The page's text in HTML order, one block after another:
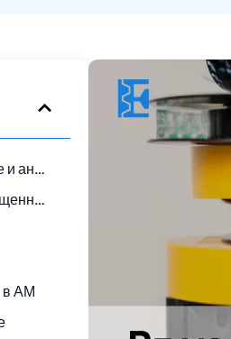
Определение и аналогия
Расчет (упрощенный)
в АМ